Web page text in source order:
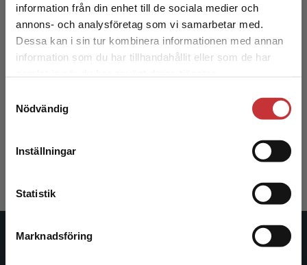
information från din enhet till de sociala medier och
annons- och analysföretag som vi samarbetar med.
Dessa kan i sin tur kombinera informationen med annan
information som du har tillhandahållit eller som de har
Nödvändig
Inställningar
Statistik
Marknadsföring
Det verkar som att du besöker
studentlitteratur.se via en enhet utanför Sverige.
Vi erbjuder inte leveranser utanför Sverige. För
att kunna slutföra ett köp måste
506 kr
Studentlitteratur